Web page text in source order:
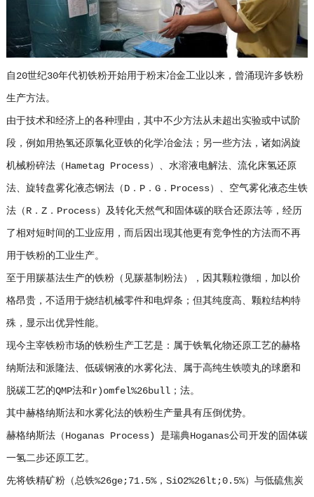
自20世纪30年代初铁粉开始用于粉末冶金工业以来，曾涌现许多铁粉
生产方法。
由于技术和经济上的各种理由，其中不少方法从未超出实验或中试阶
段，例如用热氢还原氯化亚铁的化学冶金法；另一些方法，诸如涡旋
机械粉碎法（Hametag Process）、水溶液电解法、流化床氢还原
法、旋转盘雾化液态钢法（D．P．G．Process）、空气雾化液态生铁
法（R．Z．Process）及转化天然气和固体碳的联合还原法等，经历
了相对短时间的工业应用，而后因出现其他更有竞争性的方法而不再
用于铁粉的工业生产。
至于用羰基法生产的铁粉（见羰基制粉法），因其颗粒微细，加以价
格昂贵，不适用于烧结机械零件和电焊条；但其纯度高、颗粒结构特
殊，显示出优异性能。
现今主宰铁粉市场的铁粉生产工艺是：属于铁氧化物还原工艺的赫格
纳斯法和派隆法、低碳钢液的水雾化法、属于高纯生铁喷丸的球磨和
脱碳工艺的QMP法和r)omfel%26bull；法。
其中赫格纳斯法和水雾化法的铁粉生产量具有压倒优势。
赫格纳斯法（Hoganas Process) 是瑞典Hoganas公司开发的固体碳
一氢二步还原工艺。
先将铁精矿粉（总铁%26ge;71.5%，SiO2%26lt;0.5%）与低硫焦炭